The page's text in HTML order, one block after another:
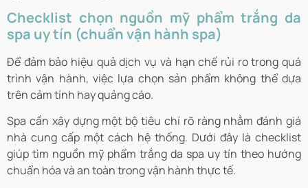
Checklist chọn nguồn mỹ phẩm trắng da
spa uy tín (chuẩn vận hành spa)
Để đảm bảo hiệu quả dịch vụ và hạn chế rủi ro trong quá
trình vận hành, việc lựa chọn sản phẩm không thể dựa
trên cảm tính hay quảng cáo.
Spa cần xây dựng một bộ tiêu chí rõ ràng nhằm đánh giá
nhà cung cấp một cách hệ thống. Dưới đây là checklist
giúp tìm nguồn mỹ phẩm trắng da spa uy tín theo hướng
chuẩn hóa và an toàn trong vận hành thực tế.